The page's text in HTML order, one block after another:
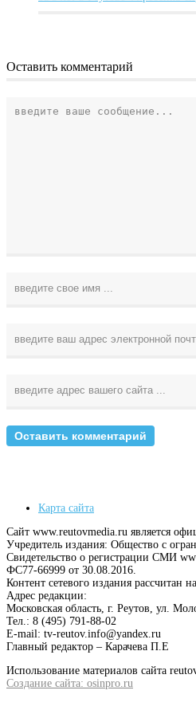
Оставить комментарий
Карта сайта
Сайт www.reutovmedia.ru является
Учредитель издания: Общество с
Свидетельство о регистрации СМИ
ФС77-66999 от 30.08.2016.
Контент сетевого издания рассчитан
Адрес редакции:
Московская область, г. Реутов, ул.
Тел.: 8 (495) 791-88-02
E-mail: tv-reutov.info@yandex.ru
Главный редактор – Карачева П.Е
Использование материалов сайта
Создание сайта: osinpro.ru